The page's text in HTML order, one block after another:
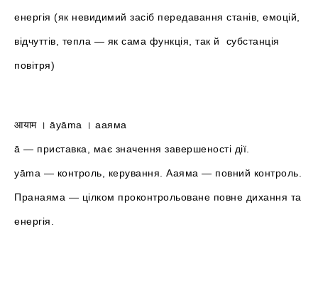
енергія (як невидимий засіб передавання станів, емоцій,
відчуттів, тепла — як сама функція, так й субстанція
повітря)
आयाम । āyāma । ааяма
ā — приставка, має значення завершеності дії.
yāma — контроль, керування. Ааяма — повний контроль.
Пранаяма — цілком проконтрольоване повне дихання та
енергія.